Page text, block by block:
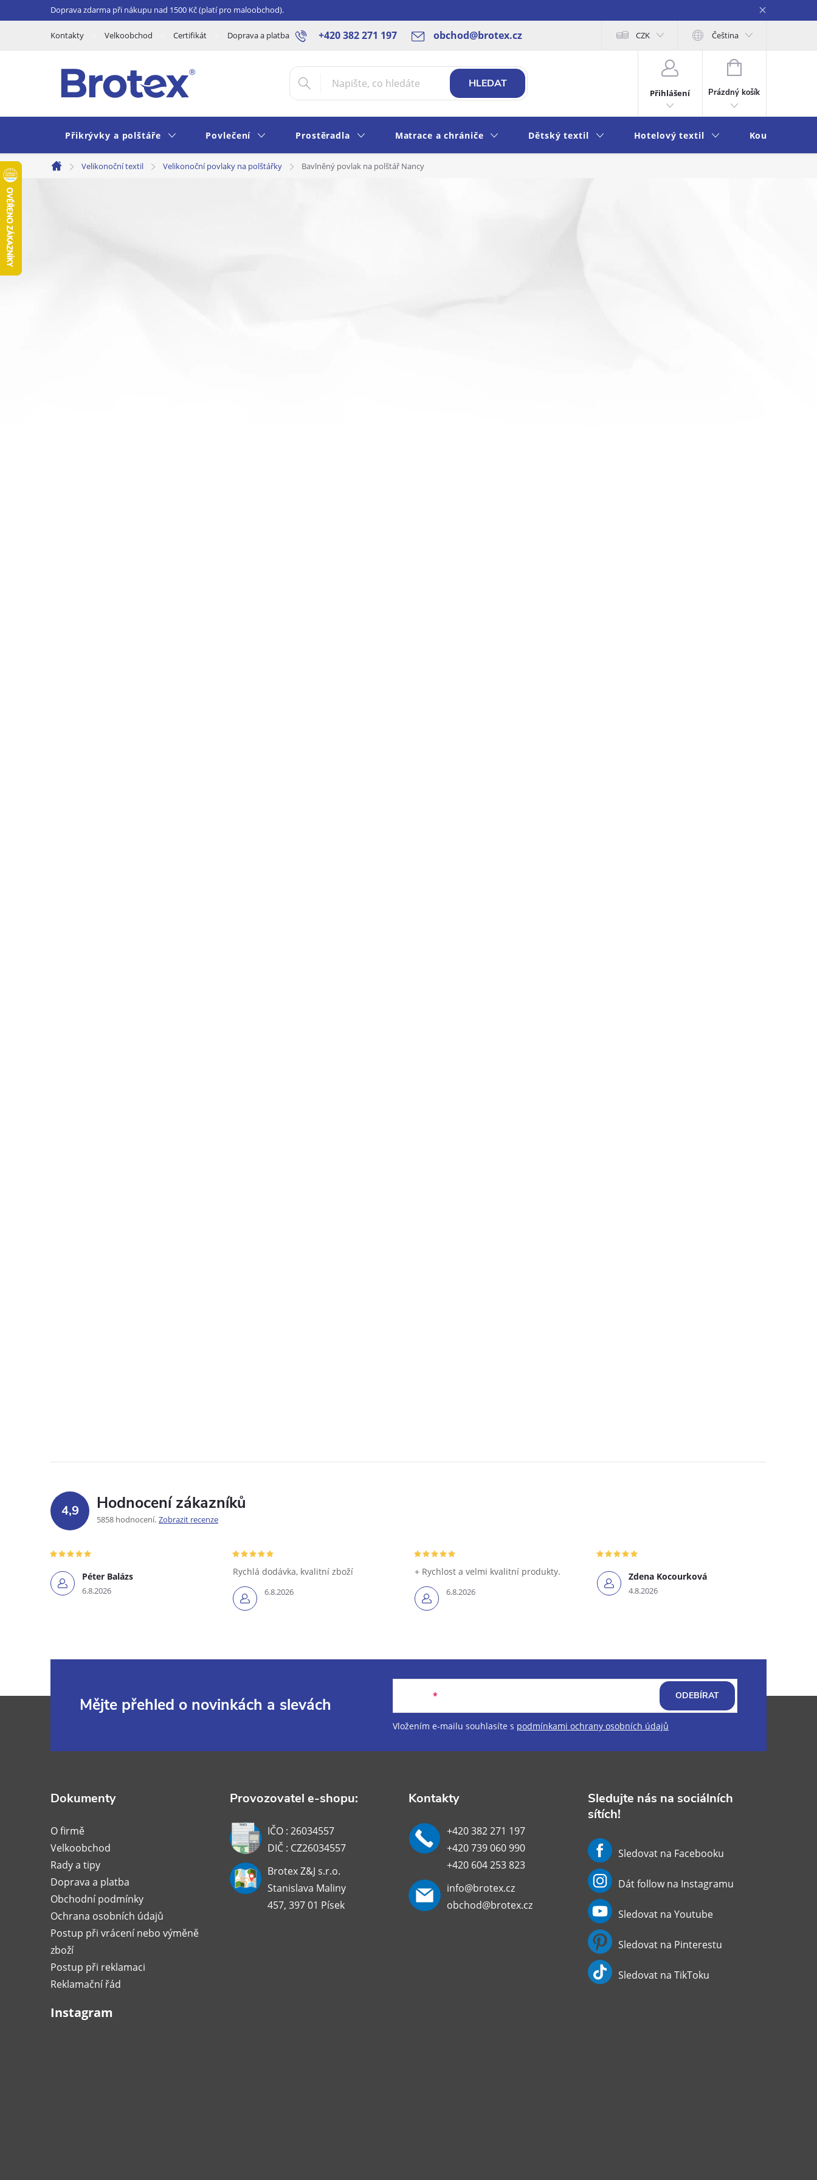
na
Doprava zdarma při nákupu nad 1500 Kč (platí pro maloobchod).
+420 382 271 197 obchod@brotex.cz
Kontakty Velkoobchod Certifikát Doprava a platba Blog Rady a tipy Obchodní podmínky Ochrana osobních údajů Moje objednávka
CZK Čeština
HLEDAT
Přihlášení
NÁKUPNÍ
KOŠÍK
Prázdný košík
Přikrývky a polštáře Povlečení Prostěradla Matrace a chrániče Dětský textil Hotelový textil Koupelna a
Domů
Velikonoční textil Velikonoční povlaky na polštářky Bavlněný povlak na polštář Nancy
4,9 Hodnocení zákazníků
5858 hodnocení Zobrazit recenze
Péter Balázs
6.8.2026 6.8.2026
Rychlá dodávka, kvalitní zboží
6.8.2026
+ Rychlost a velmi kvalitní produkty. Zdena Kocourková
4.8.2026
Mějte přehled o novinkách a slevách
Vložením e-mailu souhlasíte s podmínkami ochrany osobních údajů
ODEBÍRAT
Dokumenty
O firmě
Velkoobchod
Rady a tipy
Doprava a platba
Obchodní podmínky
Ochrana osobních údajů
Postup při vrácení nebo výměně
zboží
Postup při reklamaci
Reklamační řád
Provozovatel e-shopu:
IČO : 26034557
DIČ : CZ26034557
Brotex Z&J s.r.o.
Stanislava Maliny
457, 397 01 Písek
Kontakty
+420 382 271 197
+420 739 060 990
+420 604 253 823
info@brotex.cz
obchod@brotex.cz
Sledujte nás na sociálních
sítích!
Sledovat na Facebooku
Dát follow na Instagramu
Sledovat na Youtube
Sledovat na Pinterestu
Sledovat na TikToku
Instagram